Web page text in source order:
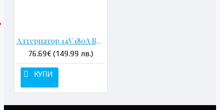
Алтернатор 14V 180A Bosch - A0131545602
76.69€ (149.99 лв.)
КУПИ